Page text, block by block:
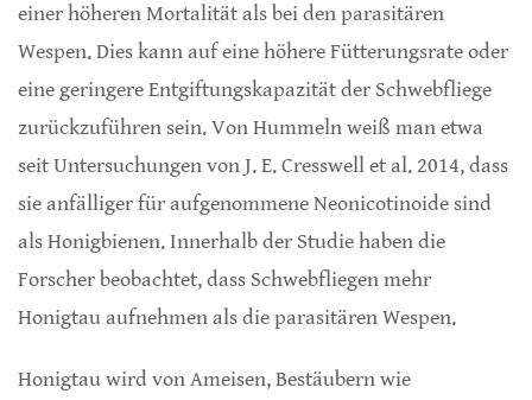
einer höheren Mortalität als bei den parasitären
Wespen. Dies kann auf eine höhere Fütterungsrate oder
eine geringere Entgiftungskapazität der Schwebfliege
zurückzuführen sein. Von Hummeln weiß man etwa
seit Untersuchungen von J. E. Cresswell et al. 2014, dass
sie anfälliger für aufgenommene Neonicotinoide sind
als Honigbienen. Innerhalb der Studie haben die
Forscher beobachtet, dass Schwebfliegen mehr
Honigtau aufnehmen als die parasitären Wespen.
Honigtau wird von Ameisen, Bestäubern wie